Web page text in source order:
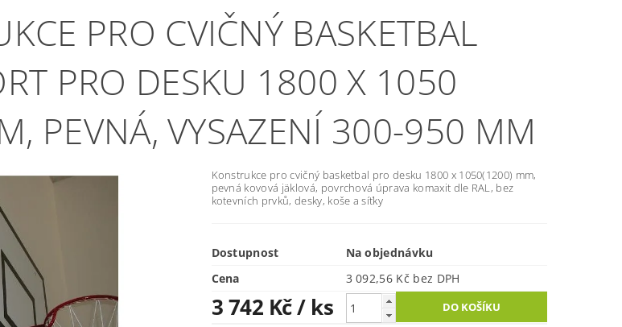
PRO CVIČNÝ BASKETBAL
PRO DESKU 1800 X 1050
PEVNÁ, VYSAZENÍ 300-950 MM
Konstrukce pro cvičný basketbal pro desku 1800 x 1050(1200) mm,
pevná kovová jäklová, povrchová úprava komaxit dle RAL, bez
kotevních prvků, desky, koše a síťky
Dostupnost
Na objednávku
Cena
3 092,56 Kč bez DPH
3 742 Kč/ ks